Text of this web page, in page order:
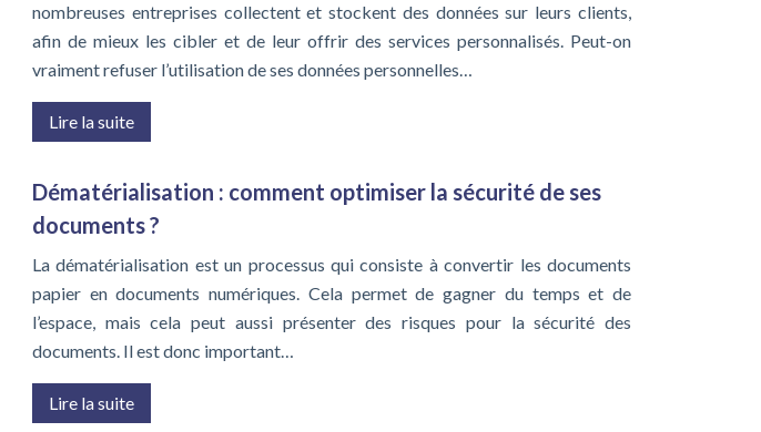
nombreuses entreprises collectent et stockent des données sur leurs clients,
afin de mieux les cibler et de leur offrir des services personnalisés. Peut-on
vraiment refuser l’utilisation de ses données personnelles…
Lire la suite
Dématérialisation : comment optimiser la sécurité de ses
documents ?
La dématérialisation est un processus qui consiste à convertir les documents
papier en documents numériques. Cela permet de gagner du temps et de
l’espace, mais cela peut aussi présenter des risques pour la sécurité des
documents. Il est donc important…
Lire la suite